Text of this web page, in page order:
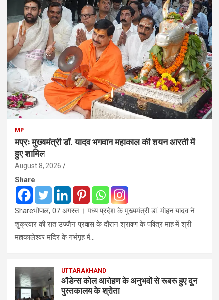
MP
मप्रः मुख्यमंत्री डॉ. यादव भगवान महाकाल की शयन आरती में
हुए शामिल
August 8, 2026
Share
Shareभोपाल, 07 अगस्त । मध्य प्रदेश के मुख्यमंत्री डॉ. मोहन यादव ने
शुक्रवार की रात उज्जैन प्रवास के दौरान श्रावण के पवित्र माह में श्री
महाकालेश्‍वर मंदिर के गर्भगृह में…
UTTARAKHAND
ऑडेन्स कोल आरोहण के अनुभवों से रूबरू हुए दून
पुस्तकालय के श्रोता